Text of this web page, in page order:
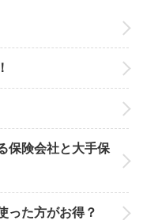
保険会社と大手保
った方がお得？